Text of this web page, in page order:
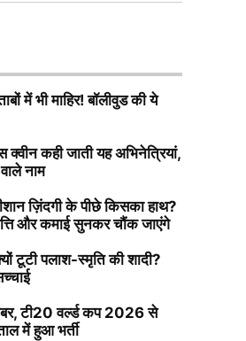
में भी माहिर! बॉलीवुड की ये
कही जाती यह अभिनेत्रियां,
नाम
ज़िंदगी के पीछे किसका हाथ?
और कमाई सुनकर चौंक जाएंगे
टूटी पलाश-स्मृति की शादी?
टी20 वर्ल्ड कप 2026 से
में हुआ भर्ती